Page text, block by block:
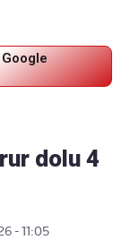
dolu 4
- 11:05